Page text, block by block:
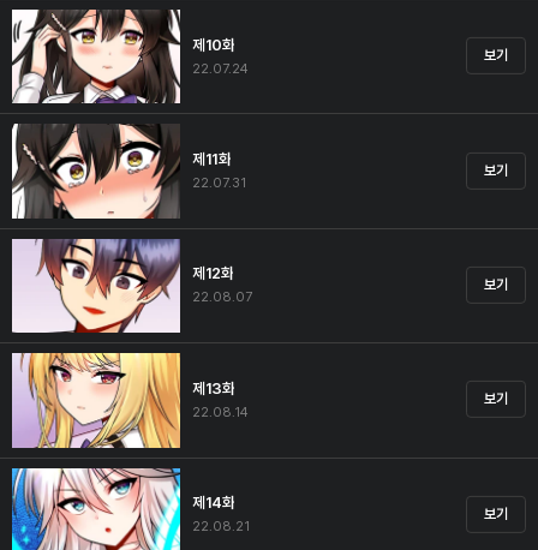
제10화
22.07.24
보기
제11화
22.07.31
보기
제12화
22.08.07
보기
제13화
22.08.14
보기
제14화
22.08.21
보기